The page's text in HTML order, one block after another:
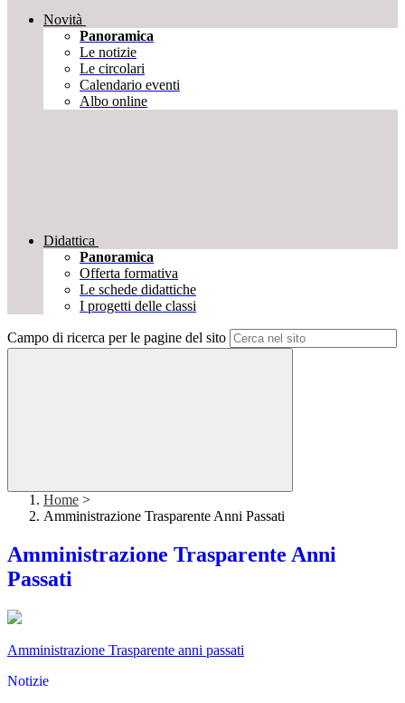
Novità
Panoramica
Le notizie
Le circolari
Calendario eventi
Albo online
Didattica
Panoramica
Offerta formativa
Le schede didattiche
I progetti delle classi
Campo di ricerca per le pagine del sito
Home >
Amministrazione Trasparente Anni Passati
Amministrazione Trasparente Anni
Passati
Amministrazione Trasparente anni passati
Notizie